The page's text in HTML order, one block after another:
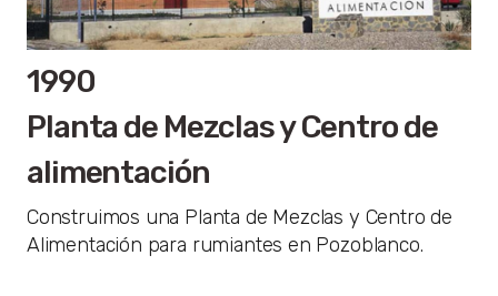
1990
Planta de Mezclas y Centro de
alimentación
Construimos una Planta de Mezclas y Centro de
Alimentación para rumiantes en Pozoblanco.